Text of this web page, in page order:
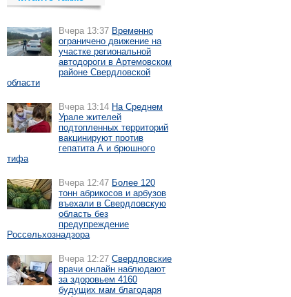
Вчера 13:37 Временно
ограничено движение на
участке региональной
автодороги в Артемовском
районе Свердловской
области
Вчера 13:14 На Среднем
Урале жителей
подтопленных территорий
вакцинируют против
гепатита А и брюшного
тифа
Вчера 12:47 Более 120
тонн абрикосов и арбузов
въехали в Свердловскую
область без
предупреждение
Россельхознадзора
Вчера 12:27 Свердловские
врачи онлайн наблюдают
за здоровьем 4160
будущих мам благодаря